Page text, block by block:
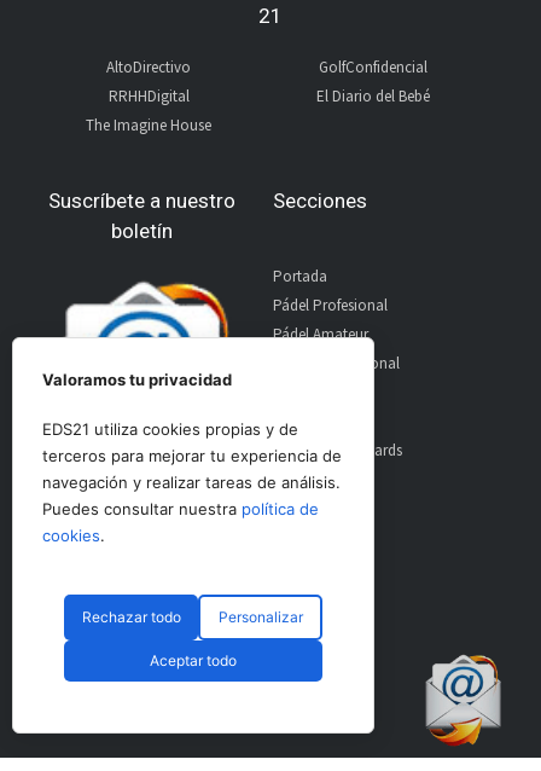
21
AltoDirectivo
RRHHDigital
The Imagine House
GolfConfidencial
El Diario del Bebé
Suscríbete a nuestro
boletín
Secciones
Portada
Pádel Profesional
Pádel Amateur
Pádel Internacional
Material
World Padel Awards
Contacto
Publicidad
© CopyRight 2024 PadelSpain
Valoramos tu privacidad
EDS21 utiliza cookies propias y de
terceros para mejorar tu experiencia de
navegación y realizar tareas de análisis.
Puedes consultar nuestra política de
cookies.
Rechazar todo Personalizar
Aceptar todo